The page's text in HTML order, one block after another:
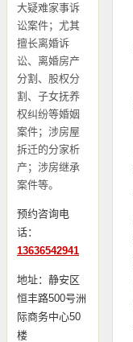
大疑难家事诉
讼案件；尤其
擅长离婚诉
讼、离婚房产
分割、股权分
割、子女抚养
权纠纷等婚姻
案件；涉房屋
拆迁的分家析
产；涉房继承
案件等。
预约咨询电
话：
13636542941
地址：静安区
恒丰路500号洲
际商务中心50
楼